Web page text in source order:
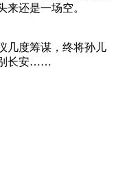
来还是一场空。
度筹谋，终将孙儿
别长安……